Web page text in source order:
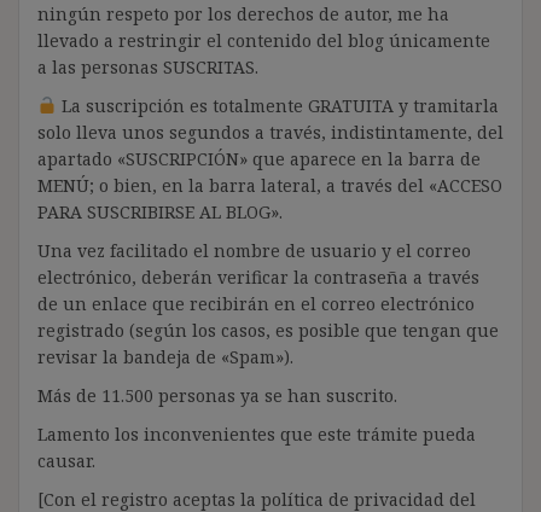
ningún respeto por los derechos de autor, me ha
llevado a restringir el contenido del blog únicamente
a las personas SUSCRITAS.
La suscripción es totalmente GRATUITA y tramitarla
solo lleva unos segundos a través, indistintamente, del
apartado «SUSCRIPCIÓN» que aparece en la barra de
MENÚ; o bien, en la barra lateral, a través del «ACCESO
PARA SUSCRIBIRSE AL BLOG».
Una vez facilitado el nombre de usuario y el correo
electrónico, deberán verificar la contraseña a través
de un enlace que recibirán en el correo electrónico
registrado (según los casos, es posible que tengan que
revisar la bandeja de «Spam»).
Más de 11.500 personas ya se han suscrito.
Lamento los inconvenientes que este trámite pueda
causar.
[Con el registro aceptas la política de privacidad del